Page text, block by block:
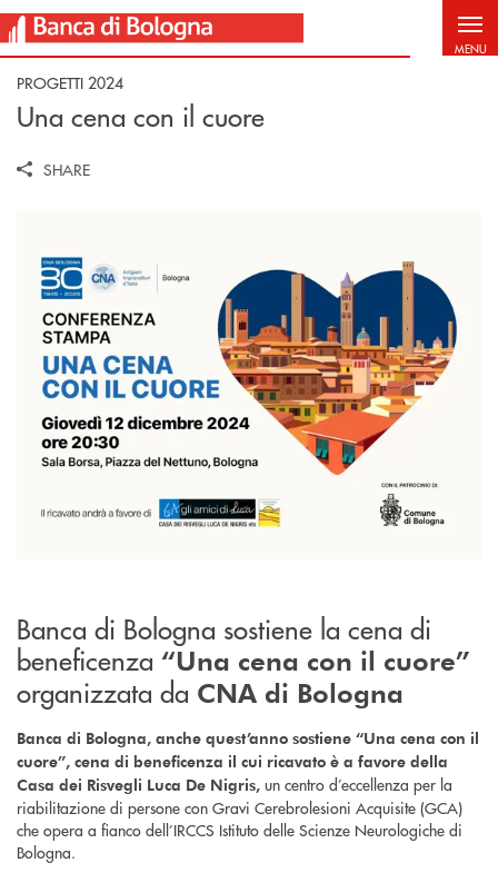
Salta al contenuto principale
MENU
PROGETTI 2024
Una cena con il cuore
SHARE
Banca di Bologna sostiene la cena di
beneficenza “Una cena con il cuore”
organizzata da CNA di Bologna
Banca di Bologna, anche quest’anno sostiene “Una cena con il
cuore”, cena di beneficenza il cui ricavato è a favore della
Casa dei Risvegli Luca De Nigris, un centro d’eccellenza per la
riabilitazione di persone con Gravi Cerebrolesioni Acquisite (GCA)
che opera a fianco dell’IRCCS Istituto delle Scienze Neurologiche di
Bologna.